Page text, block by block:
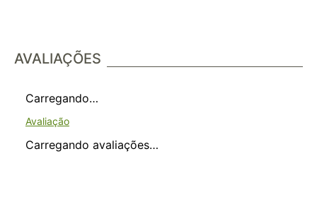
AVALIAÇÕES
Carregando…
Carregando avaliações…